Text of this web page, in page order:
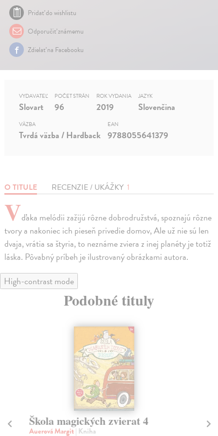
Pridať do wishlistu
Odporučiť známemu
Zdielať na Facebooku
O TITULE RECENZIE / UKÁŽKY 1
Vďaka melódii zažijú rôzne dobrodružstvá, spoznajú rôzne
tvory a nakoniec ich pieseň privedie domov, Ale už nie sú len
dvaja, vrátia sa štyria, to neznáme zviera z inej planéty je totiž
láska. Pôvabný príbeh je ilustrovaný obrázkami autora.
VYDAVATEĽ
Slovart
POČET STRÁN
96
ROK VYDANIA
2019
JAZYK
Slovenčina
VÄZBA
Tvrdá väzba / Hardback
EAN
9788055641379
High-contrast mode
Podobné tituly
Škola magických zvierat 4
Auerová Margit| Kniha